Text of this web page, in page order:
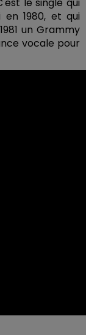
le single qui
1980, et qui
un Grammy
vocale pour